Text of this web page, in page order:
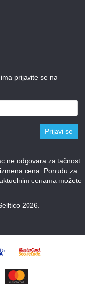
prijavite se na
Prijavi se
ne odgovara za tačnost
cena. Ponudu za
cenama možete
2026.